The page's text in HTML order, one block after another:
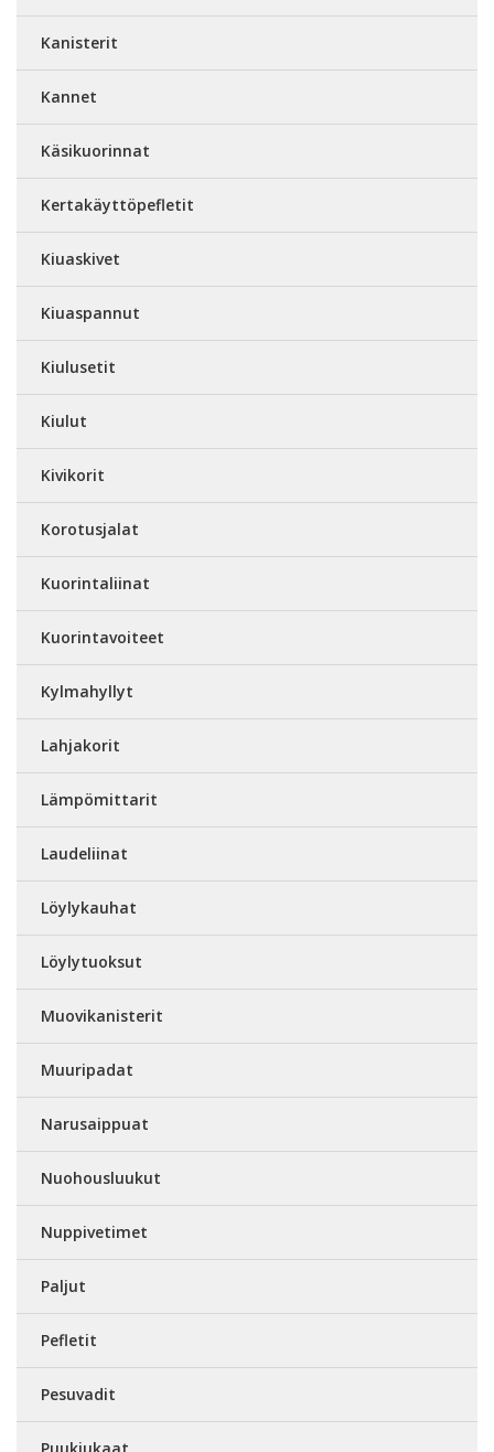
Kanisterit
Kannet
Käsikuorinnat
Kertakäyttöpefletit
Kiuaskivet
Kiuaspannut
Kiulusetit
Kiulut
Kivikorit
Korotusjalat
Kuorintaliinat
Kuorintavoiteet
Kylmahyllyt
Lahjakorit
Lämpömittarit
Laudeliinat
Löylykauhat
Löylytuoksut
Muovikanisterit
Muuripadat
Narusaippuat
Nuohousluukut
Nuppivetimet
Paljut
Pefletit
Pesuvadit